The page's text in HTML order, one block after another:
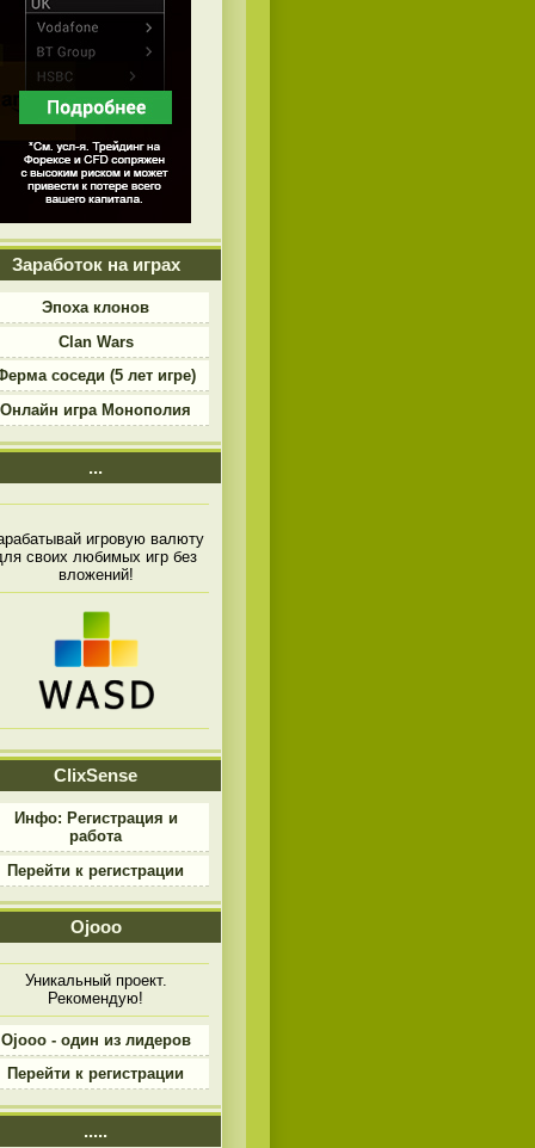
Заработок на играх
Эпоха клонов
Clan Wars
соседи (5 лет игре)
Онлайн игра Монополия
...
игровую валюту
своих любимых игр без
вложений!
ClixSense
Инфо: Регистрация и
работа
Перейти к регистрации
Ojooo
Уникальный проект.
Рекомендую!
Ojooo - один из лидеров
Перейти к регистрации
.....